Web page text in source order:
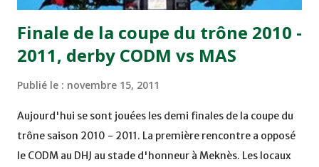
Finale de la coupe du trône 2010 -
2011, derby CODM vs MAS
Publié le : novembre 15, 2011
Aujourd'hui se sont jouées les demi finales de la coupe du
trône saison 2010 - 2011. La première rencontre a opposé
le CODM au DHJ au stade d'honneur à Meknès. Les locaux